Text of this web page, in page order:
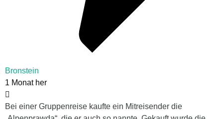
Bronstein
1 Monat her
Bei einer Gruppenreise kaufte ein Mitreisender die